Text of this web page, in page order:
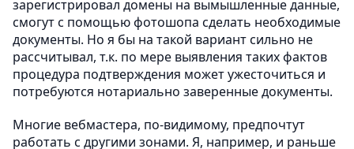
зарегистрировал домены на вымышленные данные,
смогут с помощью фотошопа сделать необходимые
документы. Но я бы на такой вариант сильно не
рассчитывал, т.к. по мере выявления таких фактов
процедура подтверждения может ужесточиться и
потребуются нотариально заверенные документы.
Многие вебмастера, по-видимому, предпочтут
работать с другими зонами. Я, например, и раньше